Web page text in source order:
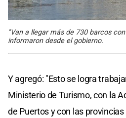
"Van a llegar más de 730 barcos
informaron desde el gobierno.
Y agregó: "Esto se logra
Ministerio de Turismo, con la
de Puertos y con las